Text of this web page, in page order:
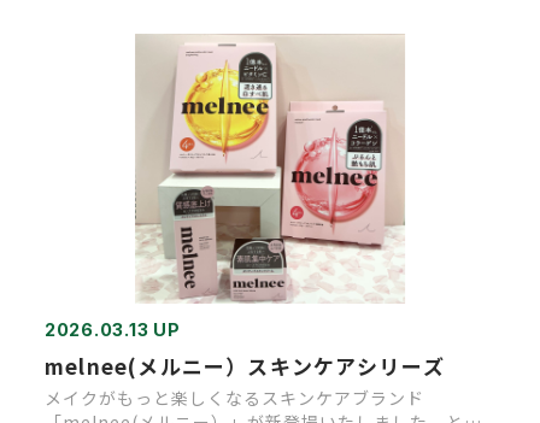
2026.03.13 UP
melnee(メルニー）スキンケアシリーズ
メイクがもっと楽しくなるスキンケアブランド